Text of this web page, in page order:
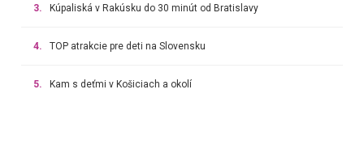
3. Kúpaliská v Rakúsku do 30 minút od Bratislavy
4. TOP atrakcie pre deti na Slovensku
5. Kam s deťmi v Košiciach a okolí